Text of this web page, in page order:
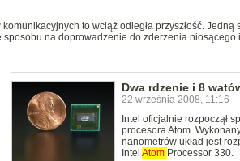
to wciąż odległa przyszłość. Jedną
na doprowadzenie do zderzenia niosącego
Dwa rdzenie i 8
22 września 2008, 11:16
Intel oficjalnie rozpoczął
procesora Atom.
nanometrów układ jest
Intel Atom Processor 330.